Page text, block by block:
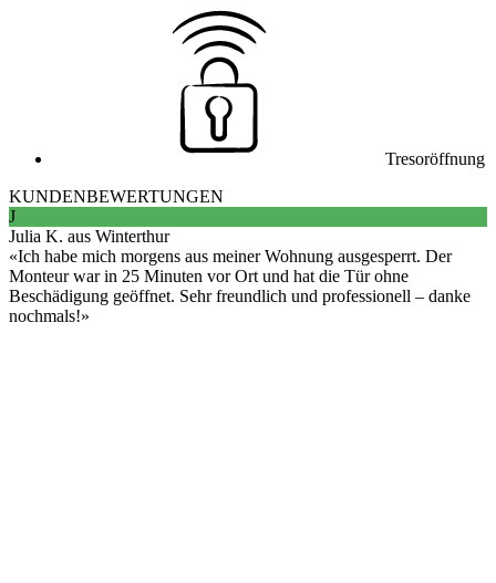
Tresoröffnung
KUNDENBEWERTUNGEN
J
Julia K. aus Winterthur
Ich habe mich morgens aus meiner Wohnung ausgesperrt. Der
Monteur war in 25 Minuten vor Ort und hat die Tür ohne
Beschädigung geöffnet. Sehr freundlich und professionell – danke
nochmals!